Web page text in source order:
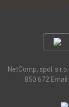
NetComp, spol. s r.o.
850 672 Email: